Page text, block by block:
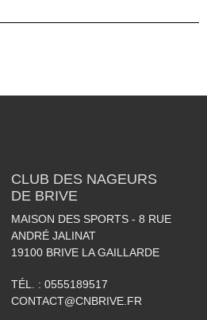
CLUB DES NAGEURS
DE BRIVE
MAISON DES SPORTS - 8 RUE
ANDRÉ JALINAT
19100 BRIVE LA GAILLARDE
TÉL. : 0555189517
CONTACT@CNBRIVE.FR